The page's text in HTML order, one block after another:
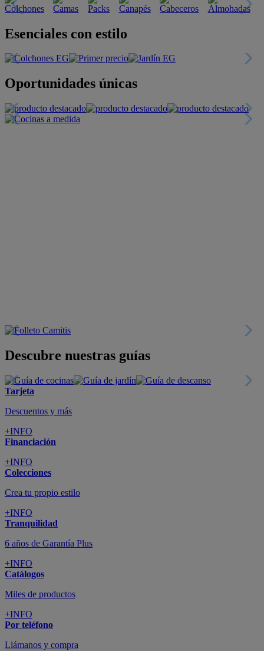
Esenciales con estilo
Oportunidades únicas
Descubre nuestras guías
Tarjeta
Descuentos y más
+INFO
Financiación
+INFO
Colecciones
Crea tu propio estilo
+INFO
Tranquilidad
6 años de Garantía Plus
+INFO
Catálogos
Miles de productos
+INFO
Por teléfono
Llámanos y compra